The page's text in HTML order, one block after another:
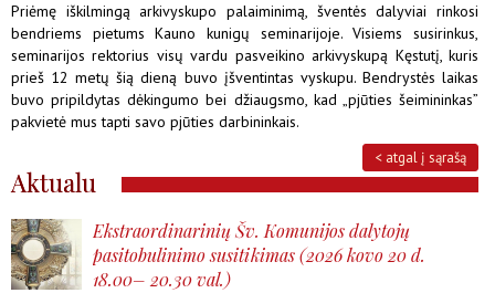
Priėmę iškilmingą arkivyskupo palaiminimą, šventės dalyviai rinkosi
bendriems pietums Kauno kunigų seminarijoje. Visiems susirinkus,
seminarijos rektorius visų vardu pasveikino arkivyskupą Kęstutį, kuris
prieš 12 metų šią dieną buvo įšventintas vyskupu. Bendrystės laikas
buvo pripildytas dėkingumo bei džiaugsmo, kad „pjūties šeimininkas”
pakvietė mus tapti savo pjūties darbininkais.
< atgal į sąrašą
Aktualu
Ekstraordinarinių Šv. Komunijos dalytojų
pasitobulinimo susitikimas (2026 kovo 20 d.
18.00– 20.30 val.)